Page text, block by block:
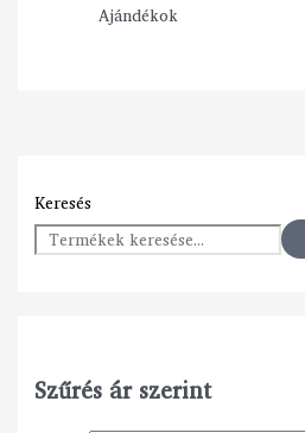
Keresés
Szűrés ár szerint
Ajándékok